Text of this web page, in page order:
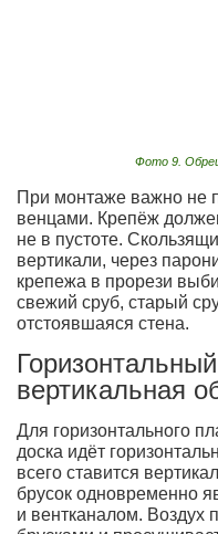
Фото 9.
При монтаже важно не
венцами. Крепёж
не в пустоте.
вертикали, через
крепежа в прорези
свежий сруб, старый
отстоявшаяся стена.
вертикальная
Для горизонтального
доска идёт
всего ставится
брусок одновременно
и вентканалом. Воздух